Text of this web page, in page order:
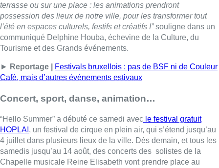
terrasse ou sur une place : les animations prendront
possession des lieux de notre ville, pour les transformer tout
l’été en espaces culturels, festifs et créatifs !”souligne dans un
communiqué Delphine Houba, échevine de la Culture, du
Tourisme et des Grands événements.
► Reportage |
Festivals bruxellois : pas de BSF ni de Couleur
Café, mais d’autres événements estivaux
Concert, sport, danse, animation…
“Hello Summer” a débuté ce samedi avec le festival gratuit
HOPLA!, un festival de cirque en plein air, qui s’étend jusqu’au
4 juillet dans plusieurs lieux de la ville. Dès demain, et tous les
samedis jusqu’au 14 août, des concerts des solistes de la
Chapelle musicale Reine Elisabeth vont prendre place au